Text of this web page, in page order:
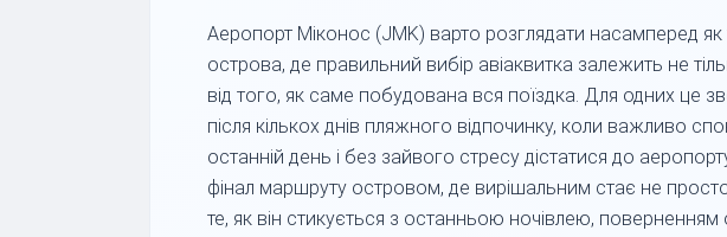
Аеропорт Міконос (JMK) варто розглядати насамперед як
острова, де правильний вибір авіаквитка залежить не
від того, як саме побудована вся поїздка. Для одних це
після кількох днів пляжного відпочинку, коли важливо
останній день і без зайвого стресу дістатися до
фінал маршруту островом, де вирішальним стає не
те, як він стикується з останньою ночівлею,